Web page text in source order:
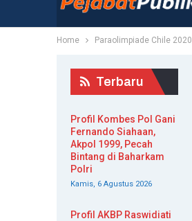
Home Paraolimpiade Chile 2020
Terbaru
Profil Kombes Pol Gani
Fernando Siahaan,
Akpol 1999, Pecah
Bintang di Baharkam
Polri
Kamis, 6 Agustus 2026
Profil AKBP Raswidiati